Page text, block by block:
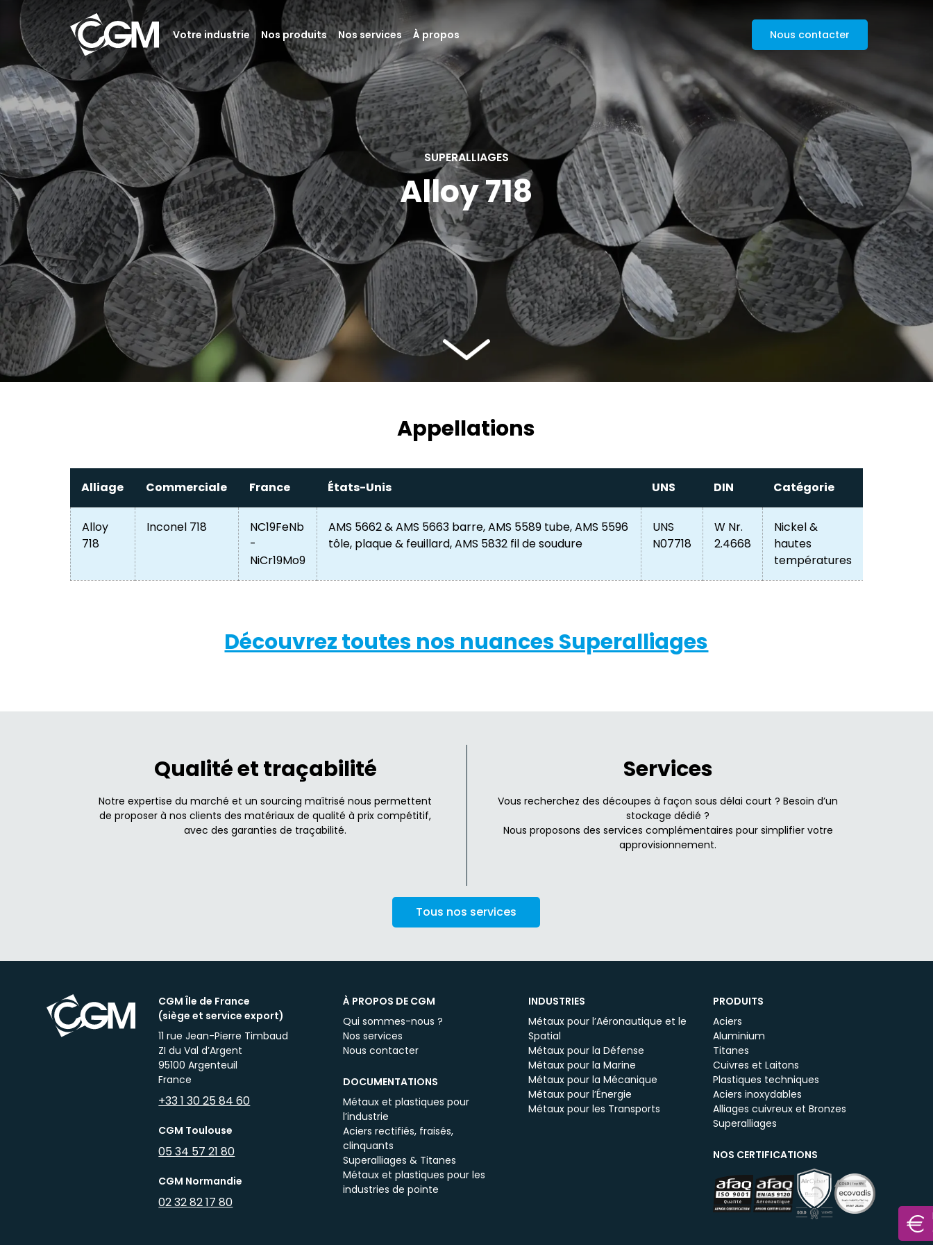
Votre industrie Nos produits Nos services À propos Nous contacter
Appellations
Alliage Commerciale France États-Unis UNS DIN Catégorie
Alloy
718
Inconel 718
NC19FeNb
-
NiCr19Mo9
AMS 5662 & AMS 5663 barre, AMS 5589 tube, AMS 5596
tôle, plaque & feuillard, AMS 5832 fil de soudure
UNS
N07718
W Nr.
2.4668
Nickel &
hautes
températures
Découvrez toutes nos nuances Superalliages
Qualité et traçabilité
Notre expertise du marché et un sourcing maîtrisé nous permettent
de proposer à nos clients des matériaux de qualité à prix compétitif,
avec des garanties de traçabilité.
Services
Vous recherchez des découpes à façon sous délai court ? Besoin d’un
stockage dédié ?
Nous proposons des services complémentaires pour simplifier votre
approvisionnement.
Tous nos services
CGM Île de France
(siège et service export)
11 rue Jean-Pierre Timbaud
ZI du Val d’Argent
95100 Argenteuil
France
+33 1 30 25 84 60
CGM Toulouse
05 34 57 21 80
CGM Normandie
02 32 82 17 80
À PROPOS DE CGM
Qui sommes-nous ?
Nos services
Nous contacter
DOCUMENTATIONS
Métaux et plastiques pour
l’industrie
Aciers rectifiés, fraisés,
clinquants
Superalliages & Titanes
Métaux et plastiques pour les
industries de pointe
INDUSTRIES
Métaux pour l’Aéronautique et le
Spatial
Métaux pour la Défense
Métaux pour la Marine
Métaux pour la Mécanique
Métaux pour l’Énergie
Métaux pour les Transports
PRODUITS
Aciers
Aluminium
Titanes
Cuivres et Laitons
Plastiques techniques
Aciers inoxydables
Alliages cuivreux et Bronzes
Superalliages
NOS CERTIFICATIONS